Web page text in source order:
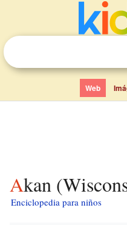
Web
Akan
Enciclopedia para niños